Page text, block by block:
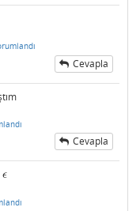
Cevapla
Cevapla
ϵ